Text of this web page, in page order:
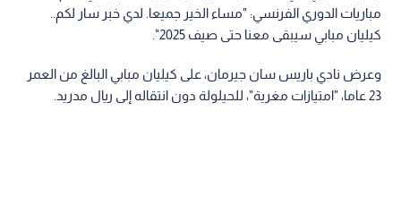
مباريات الدوري الفرنسي: "مساء الخير جميعا. لدي خبر سار لكم..
كيليان مبابي سيبقى معنا حتى صيف 2025".
وعرض نادي باريس سان جيرمان، على كيليان مبابي البالغ من العمر
23 عاما، "امتيازات مغرية"، للحيلولة دون انتقاله إلى ريال مدريد.